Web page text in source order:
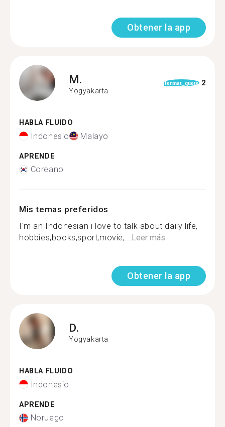
Obtener la app
M.
Yogyakarta
format_quote 2
HABLA FLUIDO
Indonesio Malayo
APRENDE
Coreano
Mis temas preferidos
I'm an Indonesian i love to talk about daily life,
hobbies,books,sport,movie,...Leer más
Obtener la app
D.
Yogyakarta
HABLA FLUIDO
Indonesio
APRENDE
Noruego